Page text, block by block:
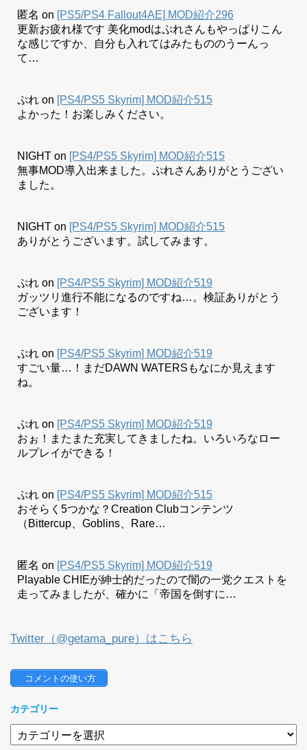
匿名 on [PS5/PS4 Fallout4AE] MOD紹介296
更新お疲れ様です 美化modはぷれさんもやっぱりこん
な感じですか、自分も入れてはみたもののうーんっ
て…
ぷれ on [PS4/PS5 Skyrim] MOD紹介515
よかった！お楽しみください。
NIGHT on [PS4/PS5 Skyrim] MOD紹介515
無事MOD導入出来ました。ぷれさんありがとうござい
ました。
NIGHT on [PS4/PS5 Skyrim] MOD紹介515
ありがとうございます。試してみます。
ぷれ on [PS4/PS5 Skyrim] MOD紹介519
ガッツリ進行不能になるのですね…。検証ありがとう
ございます！
ぷれ on [PS4/PS5 Skyrim] MOD紹介519
すごい量…！まだDAWN WATERSもなにか見えます
ね。
ぷれ on [PS4/PS5 Skyrim] MOD紹介519
おぉ！またまた充実してきましたね。いろいろなロー
ルプレイができる！
ぷれ on [PS4/PS5 Skyrim] MOD紹介515
おそらく5つかな？Creation Clubコンテンツ
（Bittercup、Goblins、Rare…
匿名 on [PS4/PS5 Skyrim] MOD紹介519
Playable CHIEが紳士的だったので闇の一党クエストを
走ってみましたが、確かに「帝国を倒すに…
Twitter（@getama_pure）はこちら
コメントの使い方
カテゴリー
テ